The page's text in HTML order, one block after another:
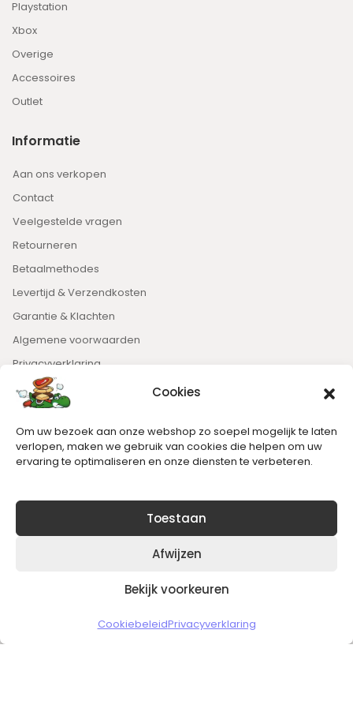
Cookies
Om uw bezoek aan onze webshop zo soepel mogelijk te laten
verlopen, maken we gebruik van cookies die helpen om uw
ervaring te optimaliseren en onze diensten te verbeteren.
Toestaan
Afwijzen
Bekijk voorkeuren
CookiebeleidPrivacyverklaring
Playstation
Xbox
Overige
Accessoires
Outlet
Informatie
Aan ons verkopen
Contact
Veelgestelde vragen
Retourneren
Betaalmethodes
Levertijd & Verzendkosten
Garantie & Klachten
Algemene voorwaarden
Privacyverklaring
Nieuwsbrief
Blijft op de hoogte van het laatste nieuws.